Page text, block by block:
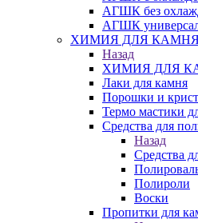
АГШК без
АГШК
ХИМИЯ ДЛЯ
Назад
ХИМИЯ ДЛЯ
Лаки для камня
Порошки и
Термо мастики
Средства для
Назад
Средства
Полироли
Воски
Пропитки для